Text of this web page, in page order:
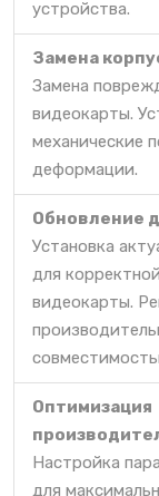
устройства.
Замена
Замена
видеокарты.
механические
деформации.
Обновление
Установка
для
видеокарты.
Оптимизация
Настройка
для